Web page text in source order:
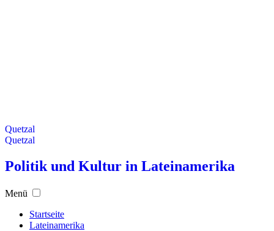
Quetzal
Quetzal
Politik und Kultur in Lateinamerika
Menü
Startseite
Lateinamerika